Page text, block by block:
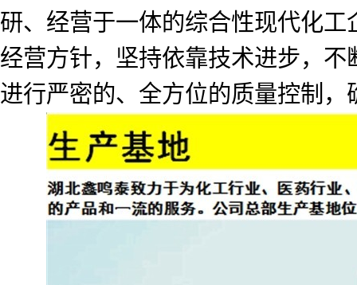
研、经营于一体的综合性现代化
经营方针，坚持依靠技术进步，
进行严密的、全方位的质量控制